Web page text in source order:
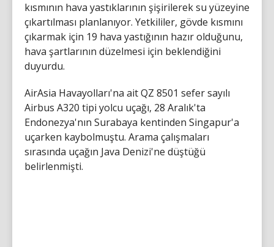
kısmının hava yastıklarının şişirilerek su yüzeyine
çıkartılması planlanıyor. Yetkililer, gövde kısmını
çıkarmak için 19 hava yastığının hazır olduğunu,
hava şartlarının düzelmesi için beklendiğini
duyurdu.
AirAsia Havayolları'na ait QZ 8501 sefer sayılı
Airbus A320 tipi yolcu uçağı, 28 Aralık'ta
Endonezya'nın Surabaya kentinden Singapur'a
uçarken kaybolmuştu. Arama çalışmaları
sırasında uçağın Java Denizi'ne düştüğü
belirlenmişti.